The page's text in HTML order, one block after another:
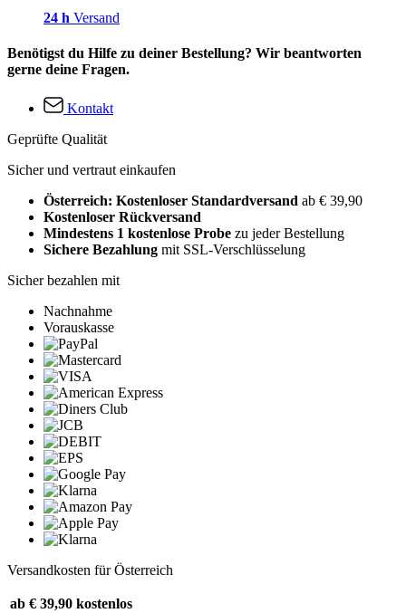
24 h Versand
Benötigst du Hilfe zu deiner Bestellung? Wir beantworten
gerne deine Fragen.
Kontakt
Geprüfte Qualität
Sicher und vertraut einkaufen
Österreich: Kostenloser Standardversand ab € 39,90
Kostenloser Rückversand
Mindestens 1 kostenlose Probe zu jeder Bestellung
Sichere Bezahlung mit SSL-Verschlüsselung
Sicher bezahlen mit
Nachnahme
Vorauskasse
Versandkosten für Österreich
ab € 39,90 kostenlos